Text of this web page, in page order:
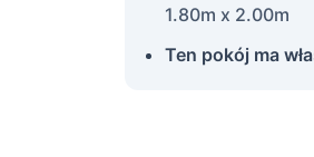
1.80m x 2.00m
Ten pokój ma